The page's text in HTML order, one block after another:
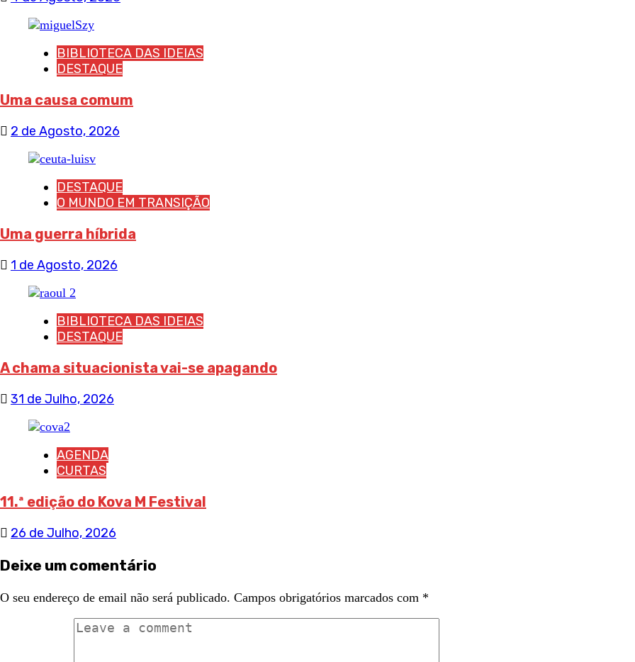
BIBLIOTECA DAS IDEIAS
DESTAQUE
Uma causa comum
2 de Agosto, 2026
DESTAQUE
O MUNDO EM TRANSIÇÃO
Uma guerra híbrida
1 de Agosto, 2026
BIBLIOTECA DAS IDEIAS
DESTAQUE
A chama situacionista vai-se apagando
31 de Julho, 2026
AGENDA
CURTAS
11.ª edição do Kova M Festival
26 de Julho, 2026
Deixe um comentário
O seu endereço de email não será publicado. Campos obrigatórios marcados com *